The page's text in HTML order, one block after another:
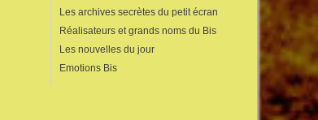
Les archives secrètes du petit écran
Réalisateurs et grands noms du Bis
Les nouvelles du jour
Emotions Bis